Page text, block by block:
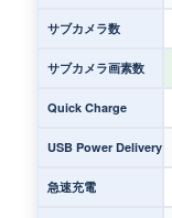
サブカメラ数
サブカメラ画素数
Quick Charge
USB Power Delivery
急速充電